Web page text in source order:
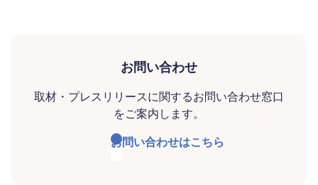
お問い合わせ
取材・プレスリリースに関するお問い合わせ窓口
をご案内します。
お問い合わせはこちら